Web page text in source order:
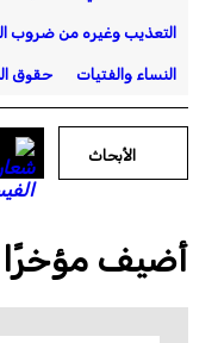
التعذيب وغيره من ضروب
النساء والفتيات حقوق
الأبحاث
أضيف مؤخرًا